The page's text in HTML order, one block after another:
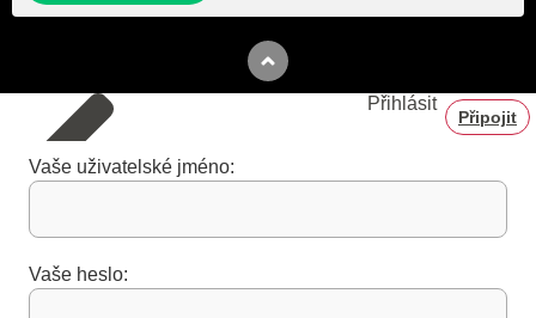
Přihlásit
Připojit
Vaše uživatelské jméno:
Vaše heslo: